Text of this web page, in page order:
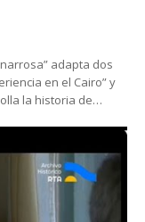
adapta dos
en el Cairo” y
la historia de…